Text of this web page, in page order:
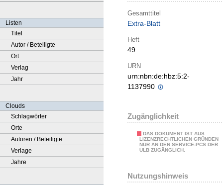
Listen
Titel
Autor / Beteiligte
Ort
Verlag
Jahr
Clouds
Schlagwörter
Orte
Autoren / Beteiligte
Verlage
Jahre
Gesamttitel
Extra-Blatt
Heft
49
URN
urn:nbn:de:hbz:5:2-
1137990
Zugänglichkeit
DAS DOKUMENT IST AUS
LIZENZRECHTLICHEN GRÜNDEN
NUR AN DEN SERVICE-PCS DER
ULB ZUGÄNGLICH.
Nutzungshinweis